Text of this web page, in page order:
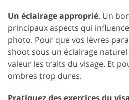
Un éclairage approprié. Un
principaux aspects qui
photo. Pour que vos lèvres
shoot sous un éclairage
valeur les traits du visage. Et
ombres trop dures.
Pratiquez des exercices du